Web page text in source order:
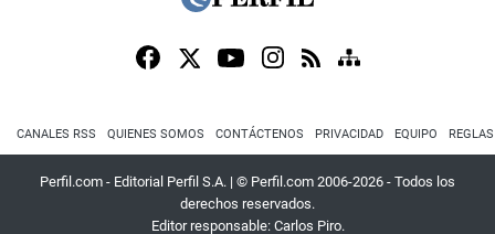
CANALES RSS QUIENES SOMOS CONTÁCTENOS PRIVACIDAD EQUIPO
Perfil.com - Editorial Perfil S.A. | © Perfil.com 2006-2026 - Todos los
derechos reservados.
Editor responsable: Carlos Piro.